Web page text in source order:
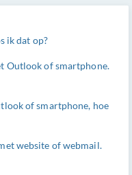
ik dat op?
Outlook of smartphone.
of smartphone, hoe
website of webmail.